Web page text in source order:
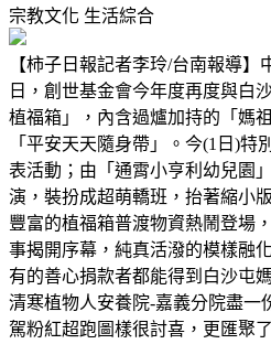
宗教文化 生活綜合
【柿子日報記者李玲/台南報導
日，創世基金會今年度再度與白
植福箱」，內含過爐加持的「媽
「平安天天隨身帶」。今(1日)特
表活動；由「通霄小亨利幼兒園
演，裝扮成超萌轎班，抬著縮小
豐富的植福箱普渡物資熱鬧登場
事揭開序幕，純真活潑的模樣融
有的善心捐款者都能得到白沙屯
清寒植物人安養院-嘉義分院盡一
駕粉紅超跑圖樣很討喜，更匯聚